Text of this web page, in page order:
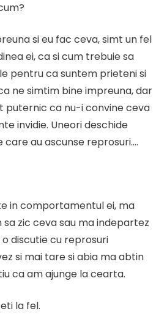
si eu fac ceva, simt un fel
ei, ca si cum trebuie sa
pentru ca suntem prieteni si
ne simtim bine impreuna, dar
puternic ca nu-i convine ceva
invidie. Uneori deschide
care au ascunse reprosuri….
in comportamentul ei, ma
zic ceva sau ma indepartez
discutie cu reprosuri
si mai tare si abia ma abtin
ca am ajunge la cearta.
la fel.